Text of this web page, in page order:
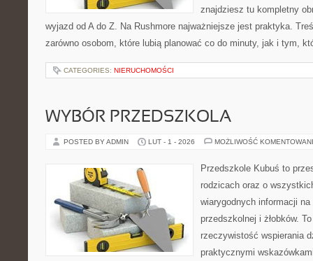
znajdziesz tu kompletny
wyjazd od A do Z. Na Rushmore najważniejsze jest praktyka.
zarówno osobom, które lubią planować co do minuty, jak i tym,
CATEGORIES: NIERUCHOMOŚCI
WYBÓR PRZEDSZKOLA
POSTED BY ADMIN LUT - 1 - 2026 MOŻLIWOŚĆ
Przedszkole Kubuś to
rodzicach oraz o
wiarygodnych informacji
przedszkolnej i żłobków.
rzeczywistość wspierania
praktycznymi